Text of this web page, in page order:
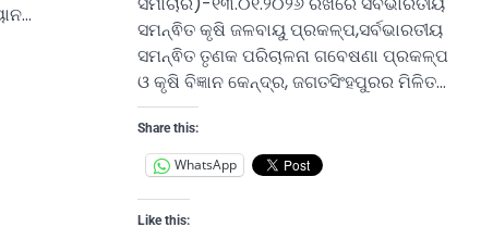
ସମନ୍ଵିତ କୃଷି ଜଳବାୟୁ ପ୍ରକଳ୍ପ,ସର୍ବଭାରତୀୟ
ସମନ୍ଵିତ ତୃଣକ ପରିଚାଳନା ଗବେଷଣା ପ୍ରକଳ୍ପ
ଓ କୃଷି ବିଜ୍ଞାନ କେନ୍ଦ୍ର, ଜଗତସିଂହପୁରର ମିଳିତ…
Share this:
WhatsApp
Like this: